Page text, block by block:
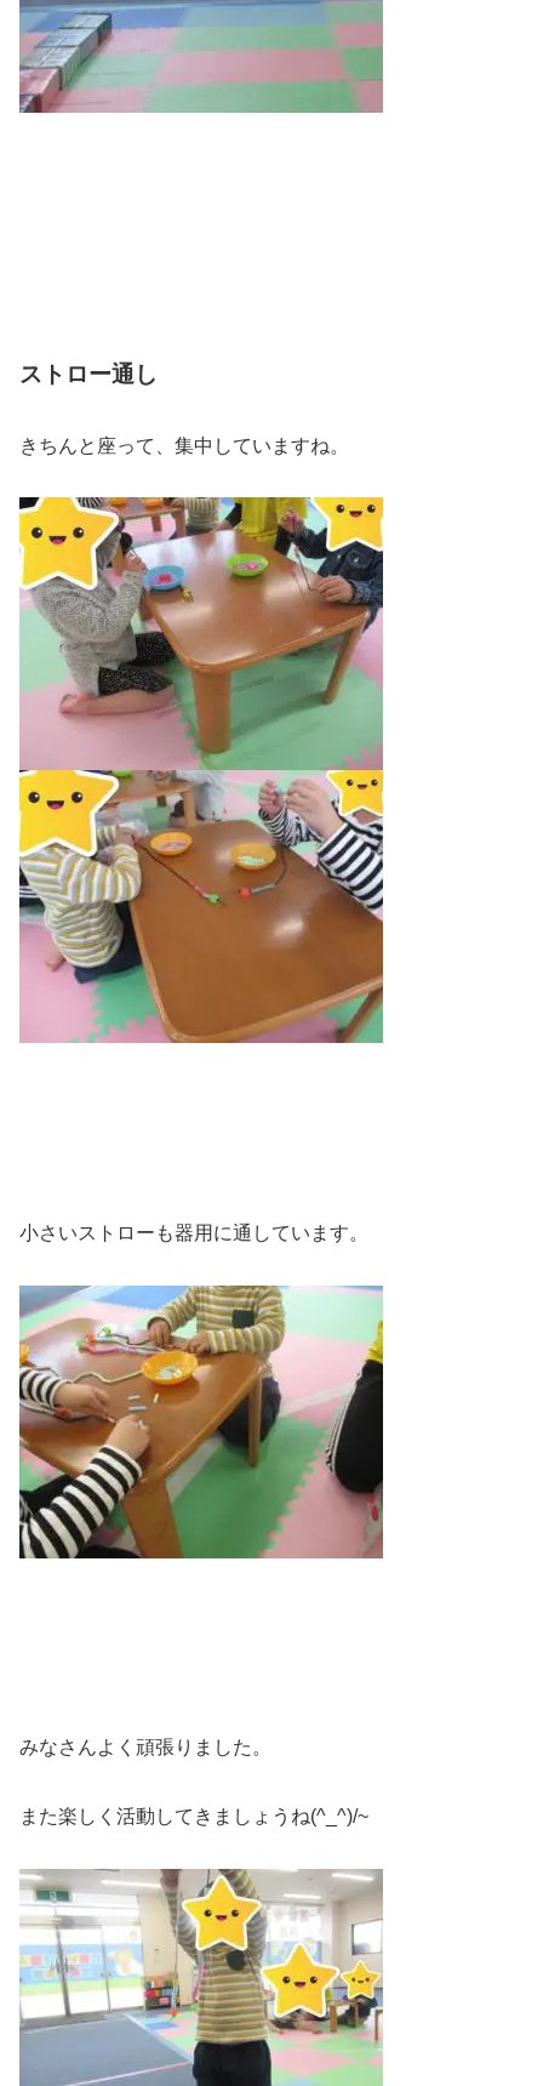
ストロー通し
きちんと座って、集中していますね。
小さいストローも器用に通しています。
みなさんよく頑張りました。
また楽しく活動してきましょうね(^_^)/~